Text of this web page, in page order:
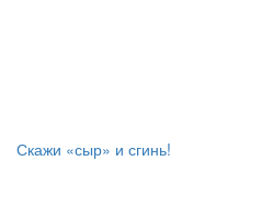
Скажи «сыр» и сгинь!